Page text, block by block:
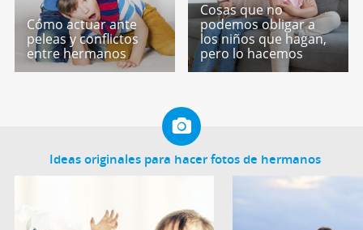
Cómo actuar ante
peleas y conflictos
entre hermanos
Cosas que no
podemos obligar a
los niños que hagan,
pero lo hacemos
Ideas originales para hacer fotos de hermanos